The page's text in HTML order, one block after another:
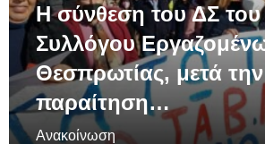
Η σύνθεση του ΔΣ του
Συλλόγου
Θεσπρωτίας, μετά την
παραίτηση…
Ανακοίνωση